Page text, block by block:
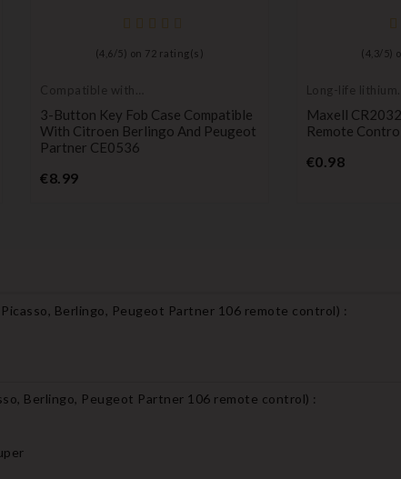
(4,6 / 5) on 72 rating(s)
Compatible with
3-Button Key Fob Case Compatible
With Citroen Berlingo And Peugeot
Partner CE0536
€8.99Price
( 4,3/ 5)
Long-life lithium
Maxell
Remote
€0.98Price
Berlingo, Peugeot Partner 106 remote control) :
Berlingo, Peugeot Partner 106 remote control) :